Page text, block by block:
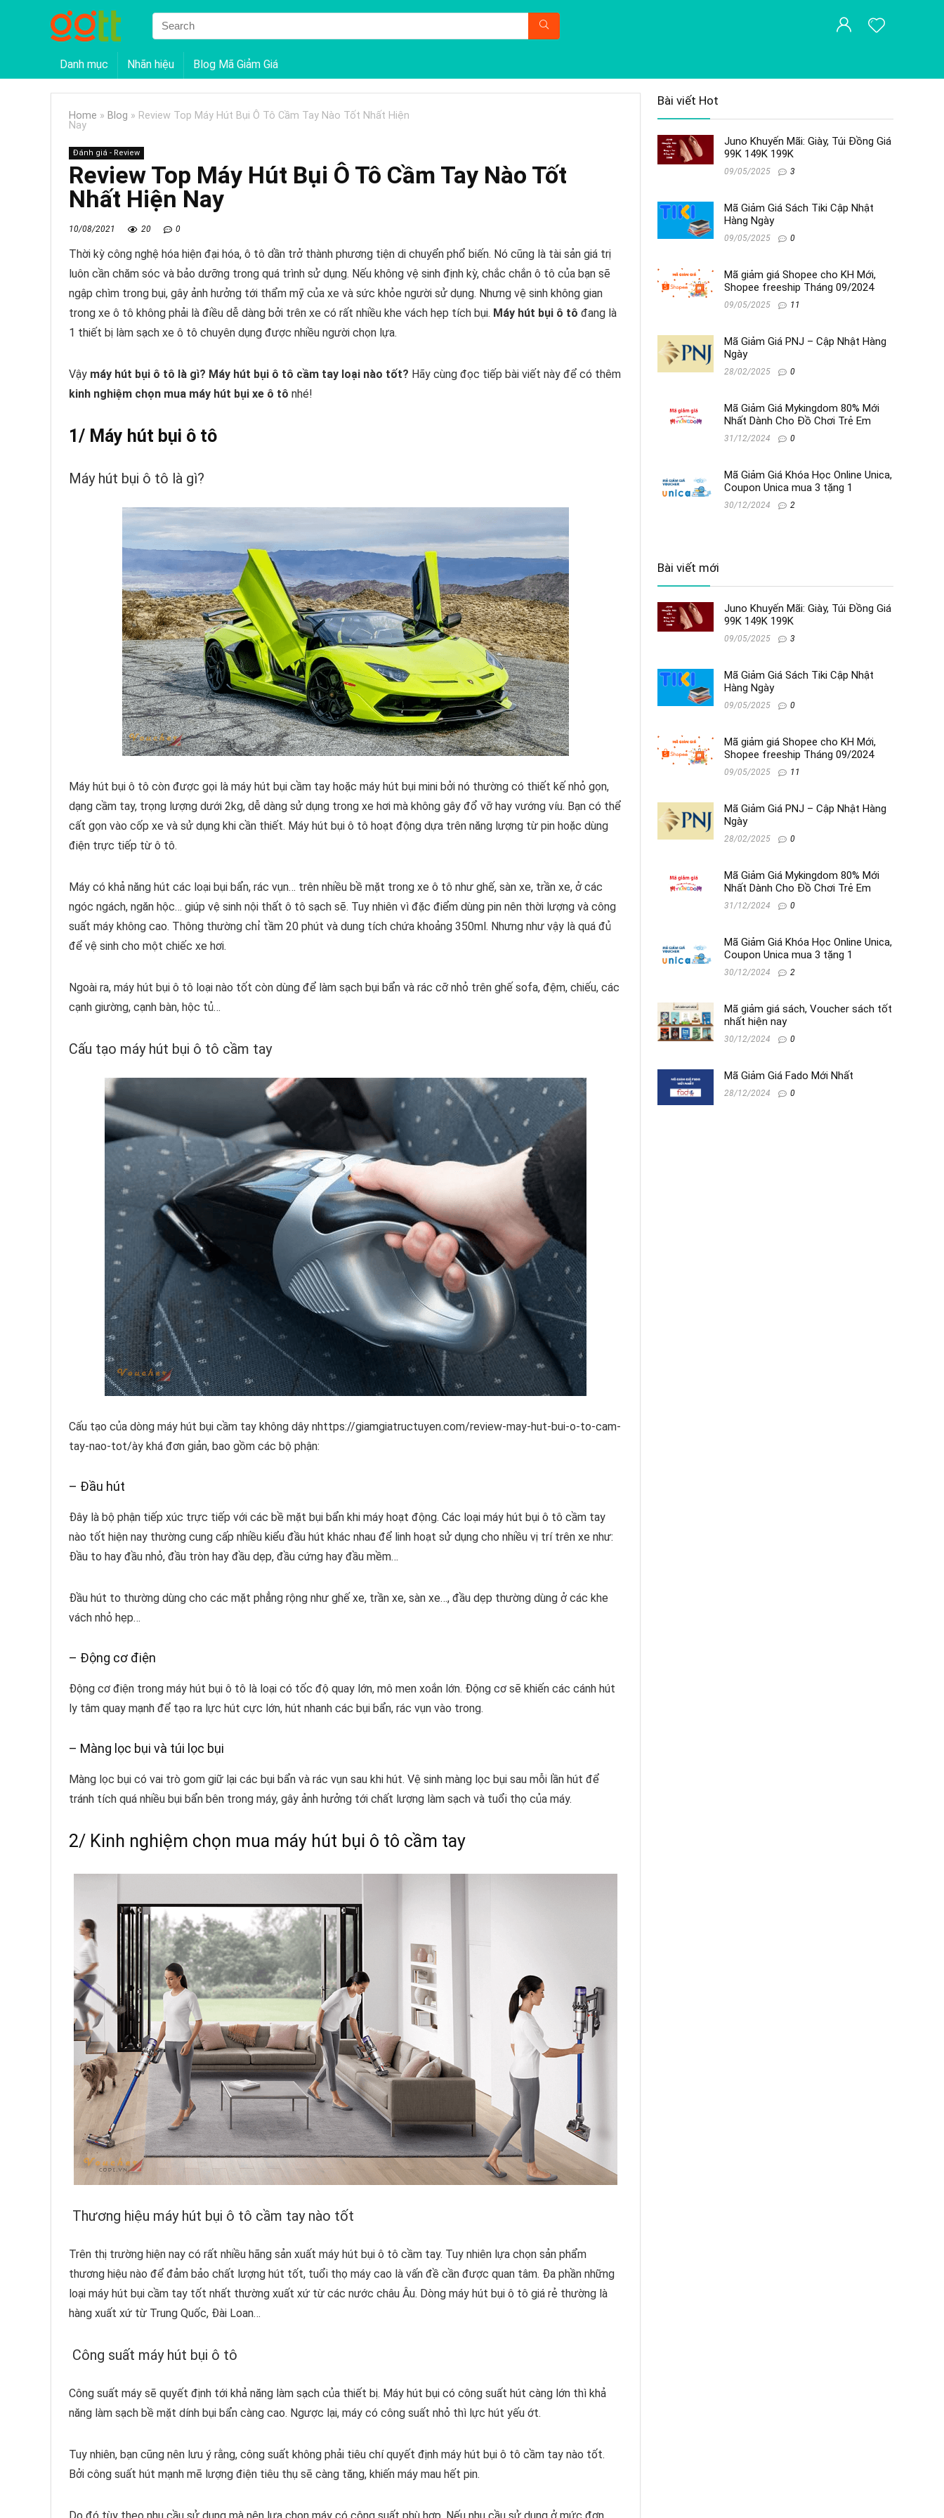
Danh mục Nhãn hiệu Blog Mã Giảm Giá
Home » Blog » Review Top Máy Hút Bụi Ô Tô Cầm Tay Nào Tốt Nhất Hiện
Nay
Đánh giá - Review
Review Top Máy Hút Bụi Ô Tô Cầm Tay Nào Tốt
Nhất Hiện Nay
10/08/2021 20 0
Thời kỳ công nghệ hóa hiện đại hóa, ô tô dần trở thành phương tiện di chuyển phổ biến. Nó cũng là tài sản giá trị
luôn cần chăm sóc và bảo dưỡng trong quá trình sử dụng. Nếu không vệ sinh định kỳ, chắc chắn ô tô của bạn sẽ
ngập chìm trong bụi, gây ảnh hưởng tới thẩm mỹ của xe và sức khỏe người sử dụng. Nhưng vệ sinh không gian
trong xe ô tô không phải là điều dễ dàng bởi trên xe có rất nhiều khe vách hẹp tích bụi. Máy hút bụi ô tô đang là
1 thiết bị làm sạch xe ô tô chuyên dụng được nhiều người chọn lựa.
Vậy máy hút bụi ô tô là gì? Máy hút bụi ô tô cầm tay loại nào tốt? Hãy cùng đọc tiếp bài viết này để có thêm
kinh nghiệm chọn mua máy hút bụi xe ô tô nhé!
1/ Máy hút bụi ô tô
Máy hút bụi ô tô là gì?
Máy hút bụi ô tô còn được gọi là máy hút bụi cầm tay hoặc máy hút bụi mini bởi nó thường có thiết kế nhỏ gọn,
dạng cầm tay, trọng lượng dưới 2kg, dễ dàng sử dụng trong xe hơi mà không gây đổ vỡ hay vướng víu. Bạn có thể
cất gọn vào cốp xe và sử dụng khi cần thiết. Máy hút bụi ô tô hoạt động dựa trên năng lượng từ pin hoặc dùng
điện trực tiếp từ ô tô.
Máy có khả năng hút các loại bụi bẩn, rác vụn… trên nhiều bề mặt trong xe ô tô như ghế, sàn xe, trần xe, ở các
ngóc ngách, ngăn hộc… giúp vệ sinh nội thất ô tô sạch sẽ. Tuy nhiên vì đặc điểm dùng pin nên thời lượng và công
suất máy không cao. Thông thường chỉ tầm 20 phút và dung tích chứa khoảng 350ml. Nhưng như vậy là quá đủ
để vệ sinh cho một chiếc xe hơi.
Ngoài ra, máy hút bụi ô tô loại nào tốt còn dùng để làm sạch bụi bẩn và rác cỡ nhỏ trên ghế sofa, đệm, chiếu, các
cạnh giường, cạnh bàn, hộc tủ…
Cấu tạo máy hút bụi ô tô cầm tay
Cấu tạo của dòng máy hút bụi cầm tay không dây nhttps://giamgiatructuyen.com/review-may-hut-bui-o-to-cam-
tay-nao-tot/ày khá đơn giản, bao gồm các bộ phận:
– Đầu hút
Đây là bộ phận tiếp xúc trực tiếp với các bề mặt bụi bẩn khi máy hoạt động. Các loại máy hút bụi ô tô cầm tay
nào tốt hiện nay thường cung cấp nhiều kiểu đầu hút khác nhau để linh hoạt sử dụng cho nhiều vị trí trên xe như:
Đầu to hay đầu nhỏ, đầu tròn hay đầu dẹp, đầu cứng hay đầu mềm…
Đầu hút to thường dùng cho các mặt phẳng rộng như ghế xe, trần xe, sàn xe…, đầu dẹp thường dùng ở các khe
vách nhỏ hẹp…
– Động cơ điện
Động cơ điện trong máy hút bụi ô tô là loại có tốc độ quay lớn, mô men xoắn lớn. Động cơ sẽ khiến các cánh hút
ly tâm quay mạnh để tạo ra lực hút cực lớn, hút nhanh các bụi bẩn, rác vụn vào trong.
– Màng lọc bụi và túi lọc bụi
Màng lọc bụi có vai trò gom giữ lại các bụi bẩn và rác vụn sau khi hút. Vệ sinh màng lọc bụi sau mỗi lần hút để
tránh tích quá nhiều bụi bẩn bên trong máy, gây ảnh hưởng tới chất lượng làm sạch và tuổi thọ của máy.
2/ Kinh nghiệm chọn mua máy hút bụi ô tô cầm tay
Thương hiệu máy hút bụi ô tô cầm tay nào tốt
Trên thị trường hiện nay có rất nhiều hãng sản xuất máy hút bụi ô tô cầm tay. Tuy nhiên lựa chọn sản phẩm
thương hiệu nào để đảm bảo chất lượng hút tốt, tuổi thọ máy cao là vấn đề cần được quan tâm. Đa phần những
loại máy hút bụi cầm tay tốt nhất thường xuất xứ từ các nước châu Âu. Dòng máy hút bụi ô tô giá rẻ thường là
hàng xuất xứ từ Trung Quốc, Đài Loan…
Công suất máy hút bụi ô tô
Công suất máy sẽ quyết định tới khả năng làm sạch của thiết bị. Máy hút bụi có công suất hút càng lớn thì khả
năng làm sạch bề mặt dính bụi bẩn càng cao. Ngược lại, máy có công suất nhỏ thì lực hút yếu ớt.
Tuy nhiên, bạn cũng nên lưu ý rằng, công suất không phải tiêu chí quyết định máy hút bụi ô tô cầm tay nào tốt.
Bởi công suất hút mạnh mẽ lượng điện tiêu thụ sẽ càng tăng, khiến máy mau hết pin.
Do đó tùy theo nhu cầu sử dụng mà nên lựa chọn máy có công suất phù hợp. Nếu nhu cầu sử dụng ở mức đơn
Bài viết Hot
Juno Khuyến Mãi: Giày, Túi Đồng Giá
99K 149K 199K
09/05/2025 3
Mã Giảm Giá Sách Tiki Cập Nhật
Hàng Ngày
09/05/2025 0
Mã giảm giá Shopee cho KH Mới,
Shopee freeship Tháng 09/2024
09/05/2025 11
Mã Giảm Giá PNJ – Cập Nhật Hàng
Ngày
28/02/2025 0
Mã Giảm Giá Mykingdom 80% Mới
Nhất Dành Cho Đồ Chơi Trẻ Em
31/12/2024 0
Mã Giảm Giá Khóa Học Online Unica,
Coupon Unica mua 3 tặng 1
30/12/2024 2
Bài viết mới
Juno Khuyến Mãi: Giày, Túi Đồng Giá
99K 149K 199K
09/05/2025 3
Mã Giảm Giá Sách Tiki Cập Nhật
Hàng Ngày
09/05/2025 0
Mã giảm giá Shopee cho KH Mới,
Shopee freeship Tháng 09/2024
09/05/2025 11
Mã Giảm Giá PNJ – Cập Nhật Hàng
Ngày
28/02/2025 0
Mã Giảm Giá Mykingdom 80% Mới
Nhất Dành Cho Đồ Chơi Trẻ Em
31/12/2024 0
Mã Giảm Giá Khóa Học Online Unica,
Coupon Unica mua 3 tặng 1
30/12/2024 2
Mã giảm giá sách, Voucher sách tốt
nhất hiện nay
30/12/2024 0
Mã Giảm Giá Fado Mới Nhất
28/12/2024 0